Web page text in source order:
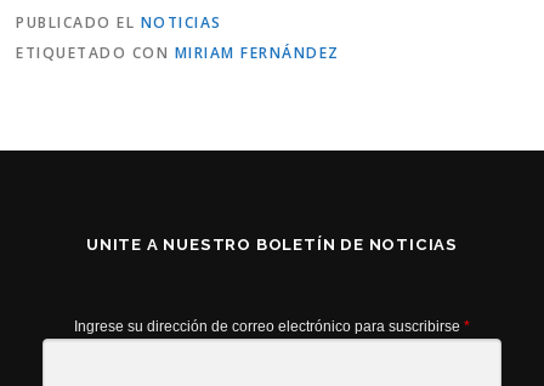
PUBLICADO EL NOTICIAS
ETIQUETADO CON MIRIAM FERNÁNDEZ
UNITE A NUESTRO BOLETÍN DE NOTICIAS
Ingrese su dirección de correo electrónico para suscribirse *